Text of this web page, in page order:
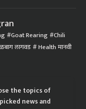
Goat Rearing Chili
लागवड Health मानवी
the topics of
news and